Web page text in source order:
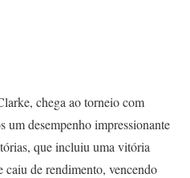
chega ao torneio com
um desempenho impressionante
que incluiu uma vitória
caiu de rendimento, vencendo